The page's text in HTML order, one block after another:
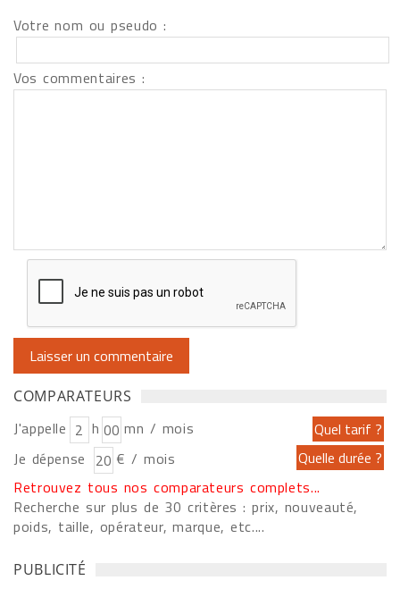
Votre nom ou pseudo :
Vos commentaires :
COMPARATEURS
J'appelle h
mn / mois
Je dépense
€ / mois
Retrouvez tous nos comparateurs complets...
Recherche sur plus de 30 critères : prix, nouveauté,
poids, taille, opérateur, marque, etc....
PUBLICITÉ